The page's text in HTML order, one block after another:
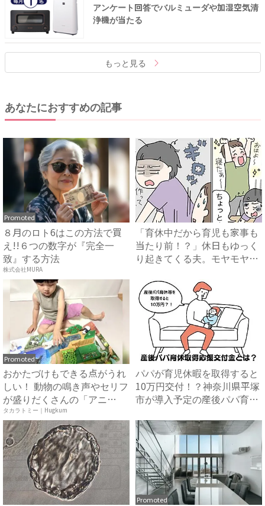
アンケート回答でバルミューダや加湿空気清
浄機が当たる
もっと見る
あなたにおすすめの記事
Promoted
８月のロト6はこの方法で買
え!!６つの数字が『完全一
致』する方法
株式会社MURA
「育休中だから育児も家事も
当たり前！？」休日もゆっく
り起きてくる夫。モヤモヤが
Promoted
おかたづけもできる点がうれ
しい！ 動物の鳴き声やセリフ
が盛りだくさんの「アニ
ア ...
タカラトミー｜Hugkum
パパが育児休暇を取得すると
10万円交付！？神奈川県平塚
市が導入予定の産後パパ育
Promoted